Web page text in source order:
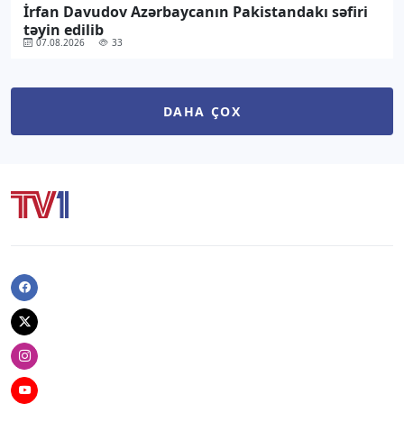
İrfan Davudov Azərbaycanın Pakistandakı səfiri
təyin edilib
07.08.2026 33
DAHA ÇOX
Facebook
Twitter
Instagram
Youtube